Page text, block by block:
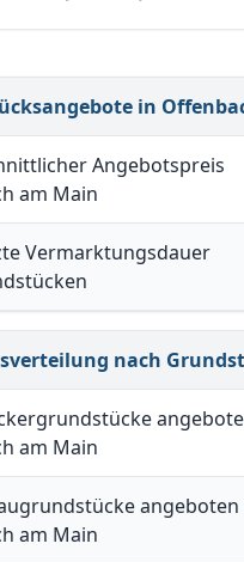
in
Angebotspreis
am Main
Vermarktungsdauer
nach
am Main
angeboten
am Main